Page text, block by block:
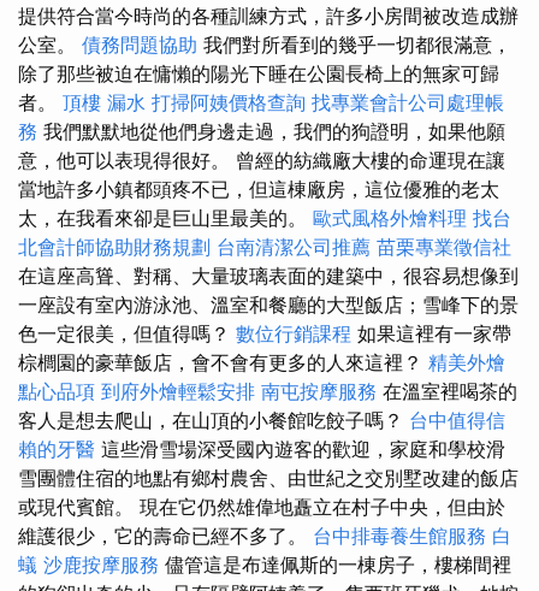
提供符合當今時尚的各種訓練方式，許多小房間被改造成辦
公室。 債務問題協助 我們對所看到的幾乎一切都很滿意，
除了那些被迫在慵懶的陽光下睡在公園長椅上的無家可歸
者。 頂樓 漏水 打掃阿姨價格查詢 找專業會計公司處理帳
務 我們默默地從他們身邊走過，我們的狗證明，如果他願
意，他可以表現得很好。 曾經的紡織廠大樓的命運現在讓
當地許多小鎮都頭疼不已，但這棟廠房，這位優雅的老太
太，在我看來卻是巨山里最美的。 歐式風格外燴料理 找台
北會計師協助財務規劃 台南清潔公司推薦 苗栗專業徵信社
在這座高聳、對稱、大量玻璃表面的建築中，很容易想像到
一座設有室內游泳池、溫室和餐廳的大型飯店；雪峰下的景
色一定很美，但值得嗎？ 數位行銷課程 如果這裡有一家帶
棕櫚園的豪華飯店，會不會有更多的人來這裡？ 精美外燴
點心品項 到府外燴輕鬆安排 南屯按摩服務 在溫室裡喝茶的
客人是想去爬山，在山頂的小餐館吃餃子嗎？ 台中值得信
賴的牙醫 這些滑雪場深受國內遊客的歡迎，家庭和學校滑
雪團體住宿的地點有鄉村農舍、由世紀之交別墅改建的飯店
或現代賓館。 現在它仍然雄偉地矗立在村子中央，但由於
維護很少，它的壽命已經不多了。 台中排毒養生館服務 白
蟻 沙鹿按摩服務 儘管這是布達佩斯的一棟房子，樓梯間裡